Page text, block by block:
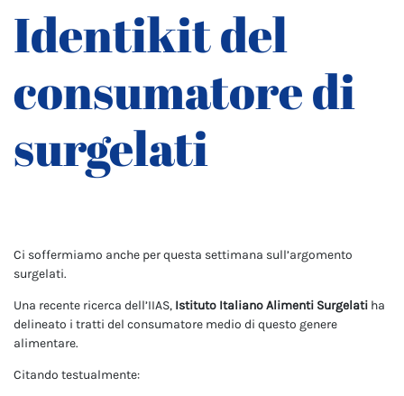
Identikit del
consumatore di
surgelati
Ci soffermiamo anche per questa settimana sull’argomento
surgelati.
Una recente ricerca dell’IIAS, Istituto Italiano Alimenti Surgelati ha
delineato i tratti del consumatore medio di questo genere
alimentare.
Citando testualmente: